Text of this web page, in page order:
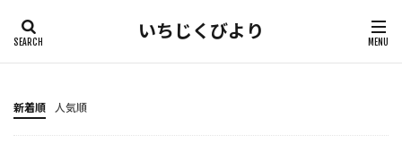
いちじくびより
新着順 人気順